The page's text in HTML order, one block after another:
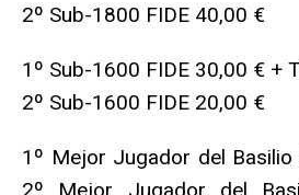
2º Sub-1800 FIDE 40,00 €
1º Sub-1600 FIDE 30,00 € +
2º Sub-1600 FIDE 20,00 €
1º Mejor Jugador del
2º Mejor Jugador del